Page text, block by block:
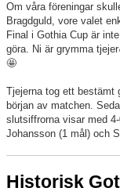
Bildgalleri
Om våra föreningar
Bragdguld, vore valet
Final i Gothia Cup är
göra. Ni är grymma
🤩
Tjejerna tog ett bestämt
början av matchen.
slutsiffrorna visar med
Johansson (1 mål) och
Historisk